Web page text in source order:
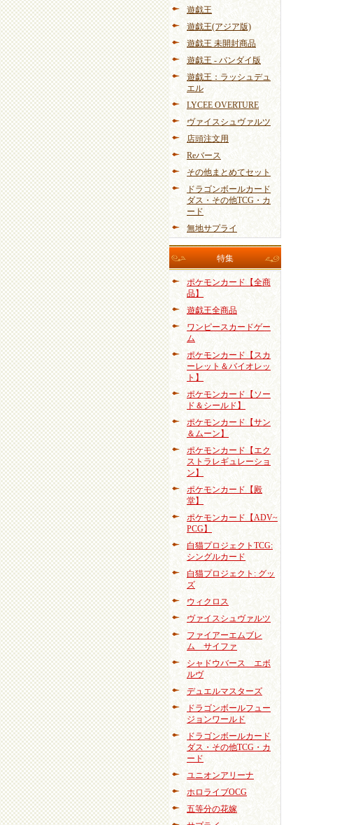
遊戯王
遊戯王(アジア版)
遊戯王 未開封商品
遊戯王 - バンダイ版
遊戯王：ラッシュデュ
エル
LYCEE OVERTURE
ヴァイスシュヴァルツ
店頭注文用
Reバース
その他まとめてセット
ドラゴンボールカード
ダス・その他TCG・カ
ード
無地サプライ
特集
ポケモンカード【全商
品】
遊戯王全商品
ワンピースカードゲー
ム
ポケモンカード【スカ
ーレット＆バイオレッ
ト】
ポケモンカード【ソー
ド＆シールド】
ポケモンカード【サン
＆ムーン】
ポケモンカード【エク
ストラレギュレーショ
ン】
ポケモンカード【殿
堂】
ポケモンカード【ADV~
PCG】
白猫プロジェクトTCG:
シングルカード
白猫プロジェクト: グッ
ズ
ウィクロス
ヴァイスシュヴァルツ
ファイアーエムブレ
ム サイファ
シャドウバース エボ
ルヴ
デュエルマスターズ
ドラゴンボールフュー
ジョンワールド
ドラゴンボールカード
ダス・その他TCG・カ
ード
ユニオンアリーナ
ホロライブOCG
五等分の花嫁